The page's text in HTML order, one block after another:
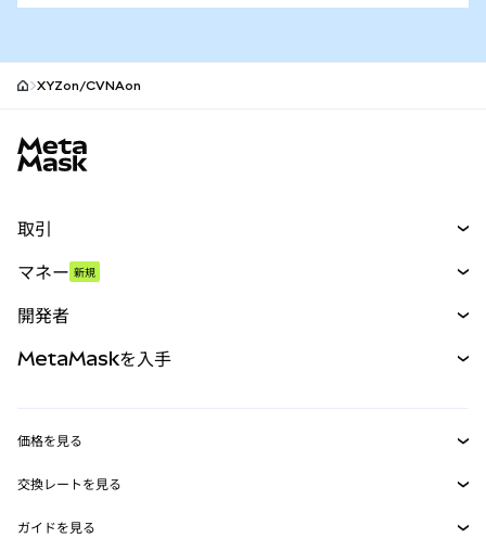
XYZon/CVNAon
取引
パーペチュアル
RWA
マネー 新規
開発者
MetaMask Connect
Snaps
MetaMaskを入手
セキュリティ
価格を見る
イーサリアムの価格
Solanaの価格
交換レートを見る
ETH→USD
ガイドを見る